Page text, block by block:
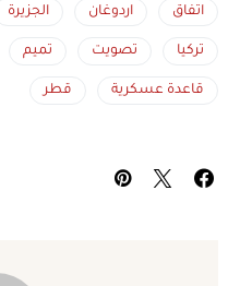
اتفاق اردوغان الجزيرة
تركيا تصويت تميم
قاعدة عسكرية قطر